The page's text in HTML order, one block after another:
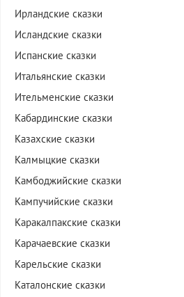
Ирландские сказки
Исландские сказки
Испанские сказки
Итальянские сказки
Ительменские сказки
Кабардинские сказки
Казахские сказки
Калмыцкие сказки
Камбоджийские сказки
Кампучийские сказки
Каракалпакские сказки
Карачаевские сказки
Карельские сказки
Каталонские сказки